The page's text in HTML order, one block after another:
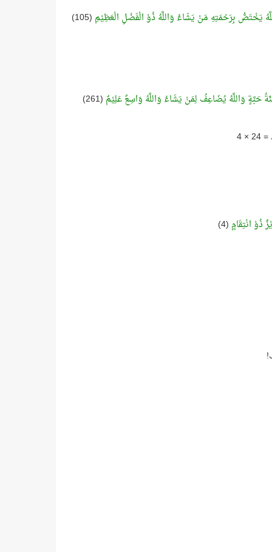
يَخْتَصُّ بِرَحْمَتِهِ مَنْ يَشَاءُ وَاللَّهُ ذُوْ الْفَضْلِ الْعَظِيْمِ
(105)
حَبَّةٍ وَاللَّهُ يُضَاعِفُ لِمَنْ يَشَاءُ وَاللَّهُ وَاسِعٌ عَلِيْمٌ
(261)
ذُوْ انْتِقَامٍ (4)